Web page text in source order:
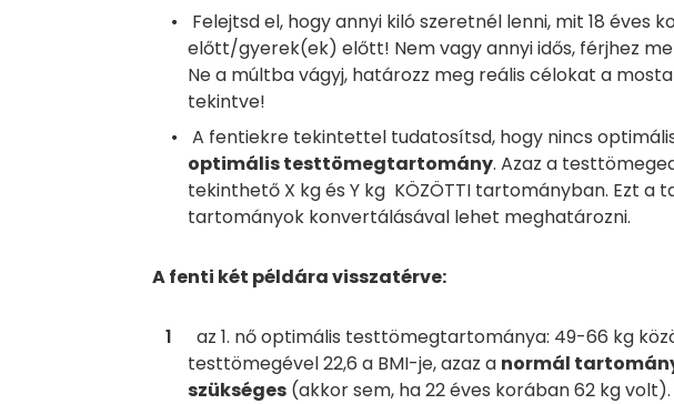
Felejtsd el, hogy annyi kiló szeretnél lenni, mit 18 éves
előtt/gyerek(ek) előtt! Nem vagy annyi idős, férjhez
Ne a múltba vágyj, határozz meg reális célokat a
tekintve!
A fentiekre tekintettel tudatosítsd, hogy nincs
optimális testtömegtartomány. Azaz a
tekinthető X kg és Y kg KÖZÖTTI tartományban. Ezt a
tartományok konvertálásával lehet meghatározni.
A fenti két példára visszatérve:
az 1. nő optimális testtömegtartománya: 49-66 kg
testtömegével 22,6 a BMI-je, azaz a normál
szükséges (akkor sem, ha 22 éves korában 62 kg volt).